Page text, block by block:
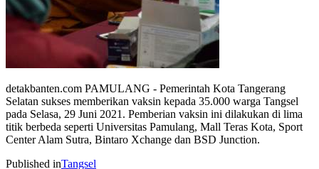
detakbanten.com PAMULANG - Pemerintah Kota Tangerang
Selatan sukses memberikan vaksin kepada 35.000 warga Tangsel
pada Selasa, 29 Juni 2021. Pemberian vaksin ini dilakukan di lima
titik berbeda seperti Universitas Pamulang, Mall Teras Kota, Sport
Center Alam Sutra, Bintaro Xchange dan BSD Junction.
Published inTangsel